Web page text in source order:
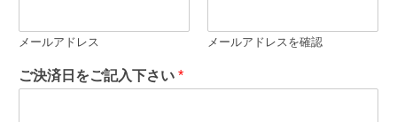
メールアドレス メールアドレスを確認
ご決済日をご記入下さい *